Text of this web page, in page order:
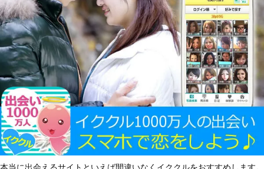
本当に出会えるサイトといえば間違いなくイククルをおすすめします。